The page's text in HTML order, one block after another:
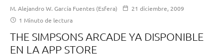
M. Alejandro W. García Fuentes (Esfera)
21 diciembre, 2009
1 Minuto de lectura
THE SIMPSONS ARCADE YA DISPONIBLE
EN LA APP STORE